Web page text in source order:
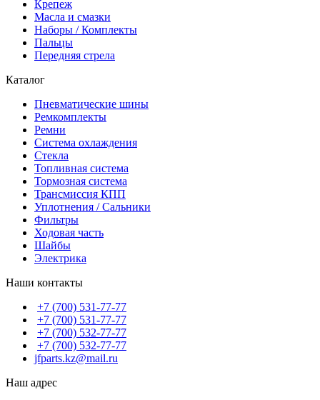
Крепеж
Масла и смазки
Наборы / Комплекты
Пальцы
Передняя стрела
Каталог
Пневматические шины
Ремкомплекты
Ремни
Система охлаждения
Стекла
Топливная система
Тормозная система
Трансмиссия КПП
Уплотнения / Сальники
Фильтры
Ходовая часть
Шайбы
Электрика
Наши контакты
+7 (700) 531-77-77
+7 (700) 531-77-77
+7 (700) 532-77-77
+7 (700) 532-77-77
jfparts.kz@mail.ru
Наш адрес